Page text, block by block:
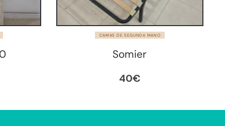
CAMAS DE SEGUNDA MANO
Somier
40€